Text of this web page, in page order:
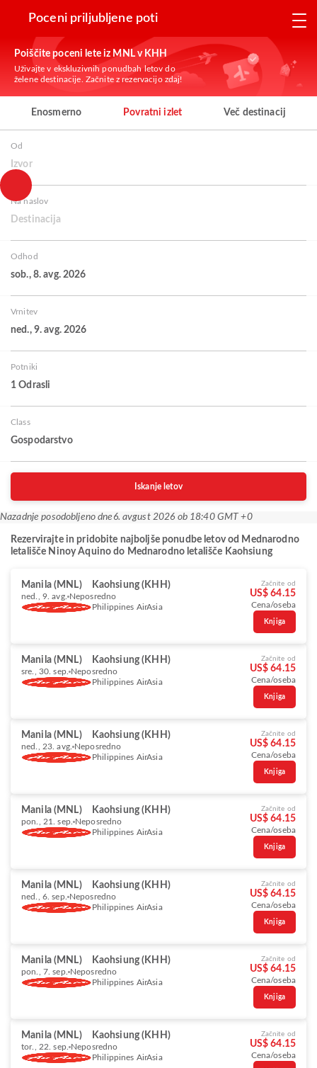
Poceni priljubljene poti
Poiščite poceni lete iz MNL v KHH
Uživajte v ekskluzivnih ponudbah letov do
želene destinacije. Začnite z rezervacijo zdaj!
Enosmerno Povratni izlet Več destinacij
Od
Izvor
Na naslov
Destinacija
Odhod
sob., 8. avg. 2026
Vrnitev
ned., 9. avg. 2026
Potniki
1 Odrasli
Class
Gospodarstvo
Iskanje letov
Nazadnje posodobljeno dne 6. avgust 2026 ob 18:40 GMT +0
Rezervirajte in pridobite najboljše ponudbe letov od Mednarodno
letališče Ninoy Aquino do Mednarodno letališče Kaohsiung
Manila (MNL) Kaohsiung (KHH)
ned., 9. avg. Neposredno
Philippines AirAsia
Začnite od
US$ 64.15
Cena/oseba
Knjiga
Manila (MNL) Kaohsiung (KHH)
sre., 30. sep. Neposredno
Philippines AirAsia
Začnite od
US$ 64.15
Cena/oseba
Knjiga
Manila (MNL) Kaohsiung (KHH)
ned., 23. avg. Neposredno
Philippines AirAsia
Začnite od
US$ 64.15
Cena/oseba
Knjiga
Manila (MNL) Kaohsiung (KHH)
pon., 21. sep. Neposredno
Philippines AirAsia
Začnite od
US$ 64.15
Cena/oseba
Knjiga
Manila (MNL) Kaohsiung (KHH)
ned., 6. sep. Neposredno
Philippines AirAsia
Začnite od
US$ 64.15
Cena/oseba
Knjiga
Manila (MNL) Kaohsiung (KHH)
pon., 7. sep. Neposredno
Philippines AirAsia
Začnite od
US$ 64.15
Cena/oseba
Knjiga
Manila (MNL) Kaohsiung (KHH)
tor., 22. sep. Neposredno
Philippines AirAsia
Začnite od
US$ 64.15
Cena/oseba